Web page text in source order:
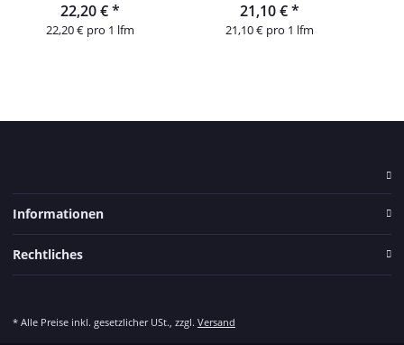
22,20 €*
22,20 € pro 1 lfm
21,10 €*
21,10 € pro 1 lfm
Informationen
Rechtliches
* Alle Preise inkl. gesetzlicher USt., zzgl. Versand